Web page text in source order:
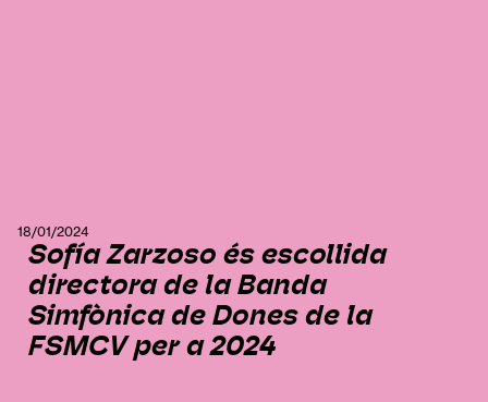
18/01/2024
Sofía Zarzoso és escollida
directora de la Banda
Simfònica de Dones de la
FSMCV per a 2024